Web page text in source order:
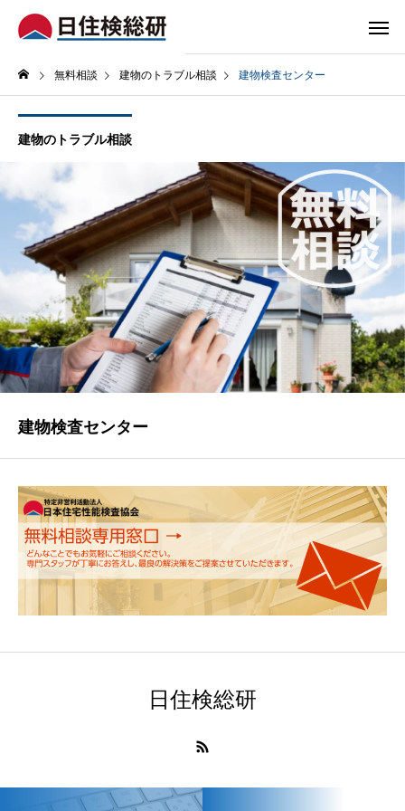
無料相談 建物のトラブル相談 建物検査センター
建物のトラブル相談
建物検査センター
日住検総研